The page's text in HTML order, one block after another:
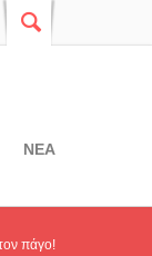
ΝΕΑ
πάγο!